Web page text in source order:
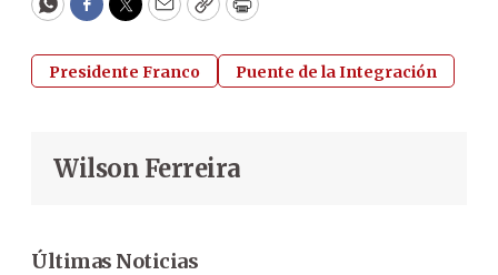
WhatsApp
Facebook
Twitter
EmailCopyPrint
Presidente Franco Puente de la Integración
Wilson Ferreira
Últimas Noticias